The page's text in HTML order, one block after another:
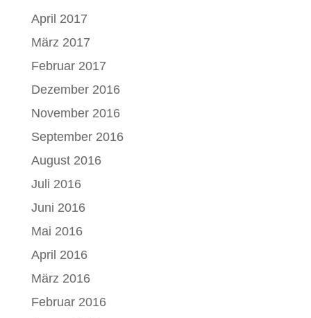
April 2017
März 2017
Februar 2017
Dezember 2016
November 2016
September 2016
August 2016
Juli 2016
Juni 2016
Mai 2016
April 2016
März 2016
Februar 2016